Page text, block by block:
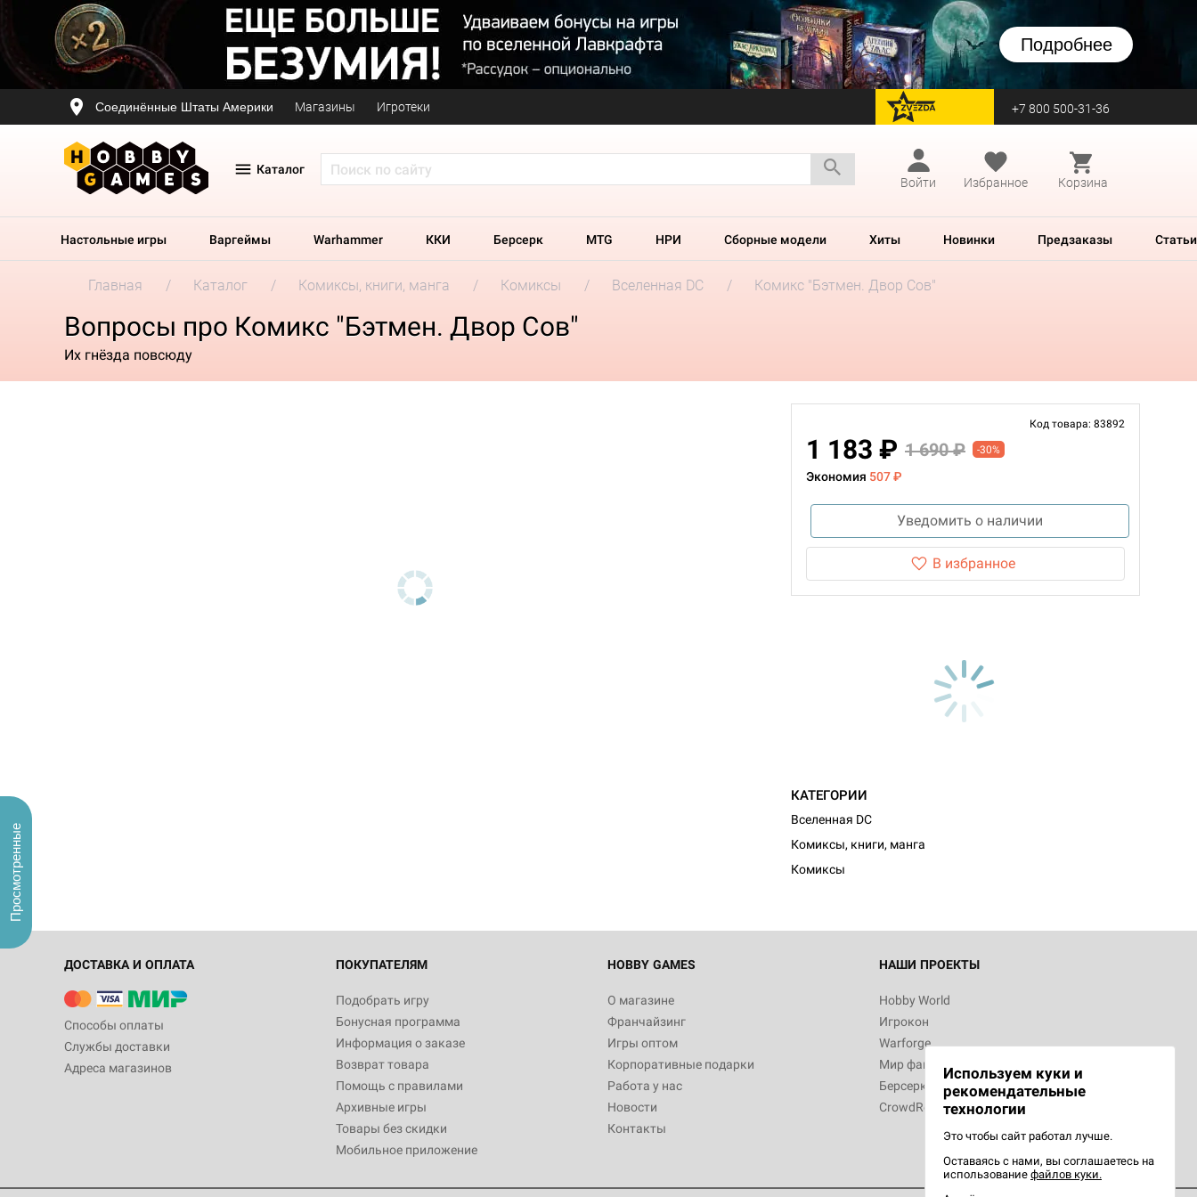
Подробнее
Соединённые Штаты Америки Магазины Игротеки перейти на Zvezda +7 800 500-31-36
Каталог
Войти
Избранное Корзина
Настольные игры Варгеймы Warhammer ККИ Берсерк MTG НРИ Сборные модели Хиты Новинки Предзаказы Статьи
Главная Каталог Комиксы, книги, манга Комиксы Вселенная DC Комикс "Бэтмен. Двор Сов"
Вопросы про Комикс "Бэтмен. Двор Сов"
Их гнёзда повсюду
Код товара: 83892
1 183 ₽ 1 690 ₽ -30%
Экономия 507 ₽
Уведомить о наличии
В избранное
КАТЕГОРИИ
Вселенная DC
Комиксы, книги, манга
Комиксы
ДОСТАВКА И ОПЛАТА
Способы оплаты
Службы доставки
Адреса магазинов
ПОКУПАТЕЛЯМ
Подобрать игру
Бонусная программа
Информация о заказе
Возврат товара
Помощь с правилами
Архивные игры
Товары без скидки
Мобильное приложение
HOBBY GAMES
О магазине
Франчайзинг
Игры оптом
Корпоративные подарки
Работа у нас
Новости
Контакты
НАШИ ПРОЕКТЫ
Hobby World
Игрокон
Warforge
Мир фантастики
Берсерк
CrowdRepublic
Используем куки и
рекомендательные
технологии
Это чтобы сайт работал лучше.
Оставаясь с нами, вы соглашаетесь на
использование файлов куки.
Просмотренные
Настольная игра Hobby World Монстры
Белая смерть
12 990
Настольная игра Hobby World Ужас
3 490